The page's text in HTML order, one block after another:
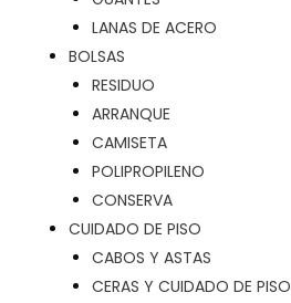
LANAS DE ACERO
BOLSAS
RESIDUO
ARRANQUE
CAMISETA
POLIPROPILENO
CONSERVA
CUIDADO DE PISO
CABOS Y ASTAS
CERAS Y CUIDADO DE PISO